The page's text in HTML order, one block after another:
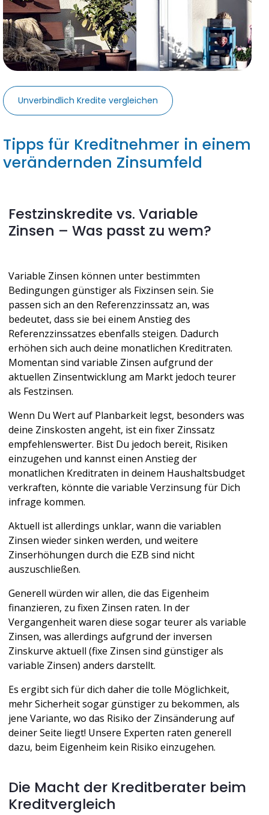
Unverbindlich Kredite vergleichen
Tipps für Kreditnehmer in einem
verändernden Zinsumfeld
Festzinskredite vs. Variable
Zinsen – Was passt zu wem?
Variable Zinsen können unter bestimmten
Bedingungen günstiger als Fixzinsen sein. Sie
passen sich an den Referenzzinssatz an, was
bedeutet, dass sie bei einem Anstieg des
Referenzzinssatzes ebenfalls steigen. Dadurch
erhöhen sich auch deine monatlichen Kreditraten.
Momentan sind variable Zinsen aufgrund der
aktuellen Zinsentwicklung am Markt jedoch teurer
als Festzinsen.
Wenn Du Wert auf Planbarkeit legst, besonders was
deine Zinskosten angeht, ist ein fixer Zinssatz
empfehlenswerter. Bist Du jedoch bereit, Risiken
einzugehen und kannst einen Anstieg der
monatlichen Kreditraten in deinem Haushaltsbudget
verkraften, könnte die variable Verzinsung für Dich
infrage kommen.
Aktuell ist allerdings unklar, wann die variablen
Zinsen wieder sinken werden, und weitere
Zinserhöhungen durch die EZB sind nicht
auszuschließen.
Generell würden wir allen, die das Eigenheim
finanzieren, zu fixen Zinsen raten. In der
Vergangenheit waren diese sogar teurer als variable
Zinsen, was allerdings aufgrund der inversen
Zinskurve aktuell (fixe Zinsen sind günstiger als
variable Zinsen) anders darstellt.
Es ergibt sich für dich daher die tolle Möglichkeit,
mehr Sicherheit sogar günstiger zu bekommen, als
jene Variante, wo das Risiko der Zinsänderung auf
deiner Seite liegt! Unsere Experten raten generell
dazu, beim Eigenheim kein Risiko einzugehen.
Die Macht der Kreditberater beim
Kreditvergleich